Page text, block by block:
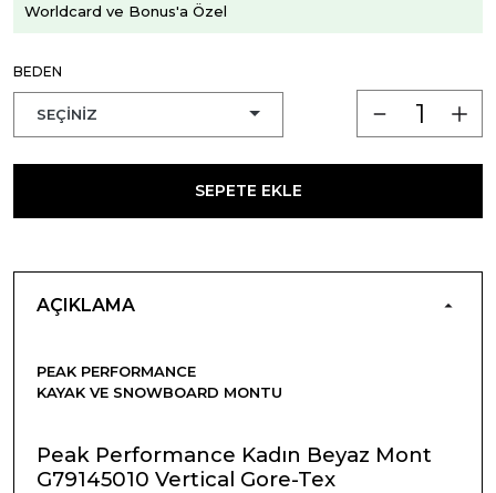
Worldcard ve Bonus'a Özel
BEDEN
SEPETE EKLE
AÇIKLAMA
PEAK PERFORMANCE
KAYAK VE SNOWBOARD MONTU
Peak Performance Kadın Beyaz Mont
G79145010 Vertical Gore-Tex